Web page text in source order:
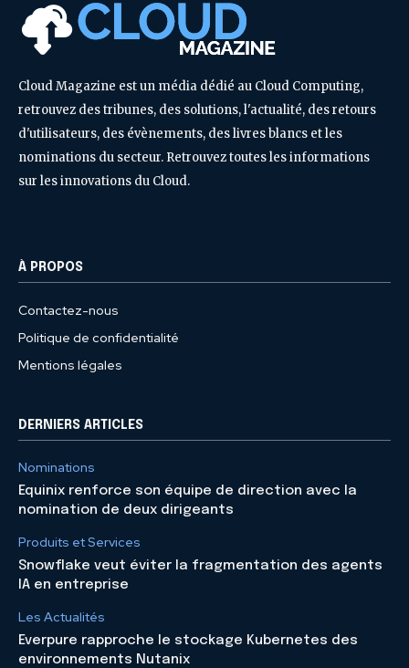
Cloud Magazine est un média dédié au Cloud Computing,
retrouvez des tribunes, des solutions, l'actualité, des retours
d'utilisateurs, des évènements, des livres blancs et les
nominations du secteur. Retrouvez toutes les informations
sur les innovations du Cloud.
À PROPOS
Contactez-nous
Politique de confidentialité
Mentions légales
DERNIERS ARTICLES
Nominations
Equinix renforce son équipe de direction avec la
nomination de deux dirigeants
Produits et Services
Snowflake veut éviter la fragmentation des agents
IA en entreprise
Les Actualités
Everpure rapproche le stockage Kubernetes des
environnements Nutanix